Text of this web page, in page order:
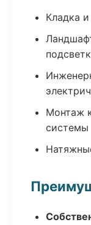
Кладка
Монтаж
системы